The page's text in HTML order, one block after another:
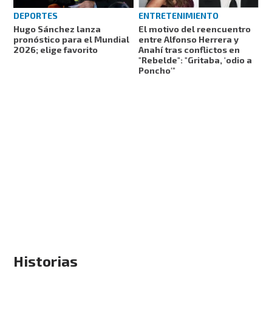
DEPORTES
Hugo Sánchez lanza
pronóstico para el Mundial
2026; elige favorito
ENTRETENIMIENTO
El motivo del reencuentro
entre Alfonso Herrera y
Anahí tras conflictos en
"Rebelde": "Gritaba, 'odio a
Poncho'"
Historias